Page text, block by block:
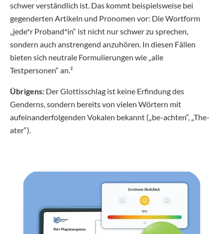
schwer verständlich ist. Das kommt beispielsweise bei
gegenderten Artikeln und Pronomen vor: Die Wortform
„jede*r Proband*in“ ist nicht nur schwer zu sprechen,
sondern auch anstrengend anzuhören. In diesen Fällen
bieten sich neutrale Formulierungen wie „alle
Testpersonen“ an.²
Übrigens: Der Glottisschlag ist keine Erfindung des
Genderns, sondern bereits von vielen Wörtern mit
aufeinanderfolgenden Vokalen bekannt („be-achten“, „The-
ater“).